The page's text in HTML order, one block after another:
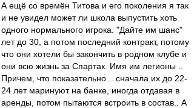
А ещё со времён Титова и его поколения я так
и не увидел может ли школа выпустить хоть
одного нормального игрока. "Дайте им шанс"
лет до 30, а потом последний контракт, потому
что они хотели бы закончить в родном клубе и
они всю жизнь за Спартак. Имя им легионы ..
Причем, что показательно .. сначала их до 22-
24 лет маринуют на банке, иногда отдавая в
аренды, потом пытаются встроить в состав.. А